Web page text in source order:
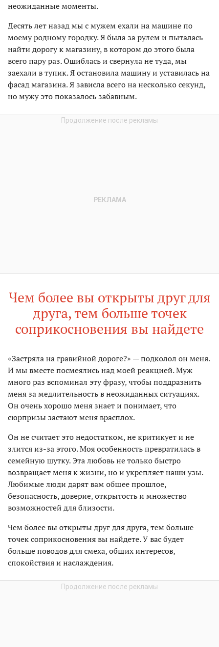
неожиданные моменты.
Десять лет назад мы с мужем ехали на машине по
моему родному городку. Я была за рулем и пыталась
найти дорогу к магазину, в котором до этого была
всего пару раз. Ошиблась и свернула не туда, мы
заехали в тупик. Я остановила машину и уставилась на
фасад магазина. Я зависла всего на несколько секунд,
но мужу это показалось забавным.
Чем более вы открыты друг для
друга, тем больше точек
соприкосновения вы найдете
«Застряла на гравийной дороге?» — подколол он меня.
И мы вместе посмеялись над моей реакцией. Муж
много раз вспоминал эту фразу, чтобы поддразнить
меня за медлительность в неожиданных ситуациях.
Он очень хорошо меня знает и понимает, что
сюрпризы застают меня врасплох.
Он не считает это недостатком, не критикует и не
злится из-за этого. Моя особенность превратилась в
семейную шутку. Эта любовь не только быстро
возвращает меня к жизни, но и укрепляет наши узы.
Любимые люди дарят вам общее прошлое,
безопасность, доверие, открытость и множество
возможностей для близости.
Чем более вы открыты друг для друга, тем больше
точек соприкосновения вы найдете. У вас будет
больше поводов для смеха, общих интересов,
спокойствия и наслаждения.